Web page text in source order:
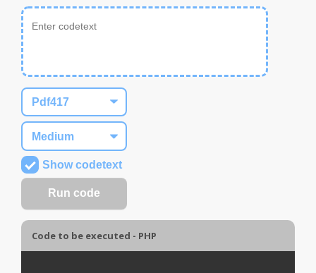
Show codetext
Code to be executed - PHP